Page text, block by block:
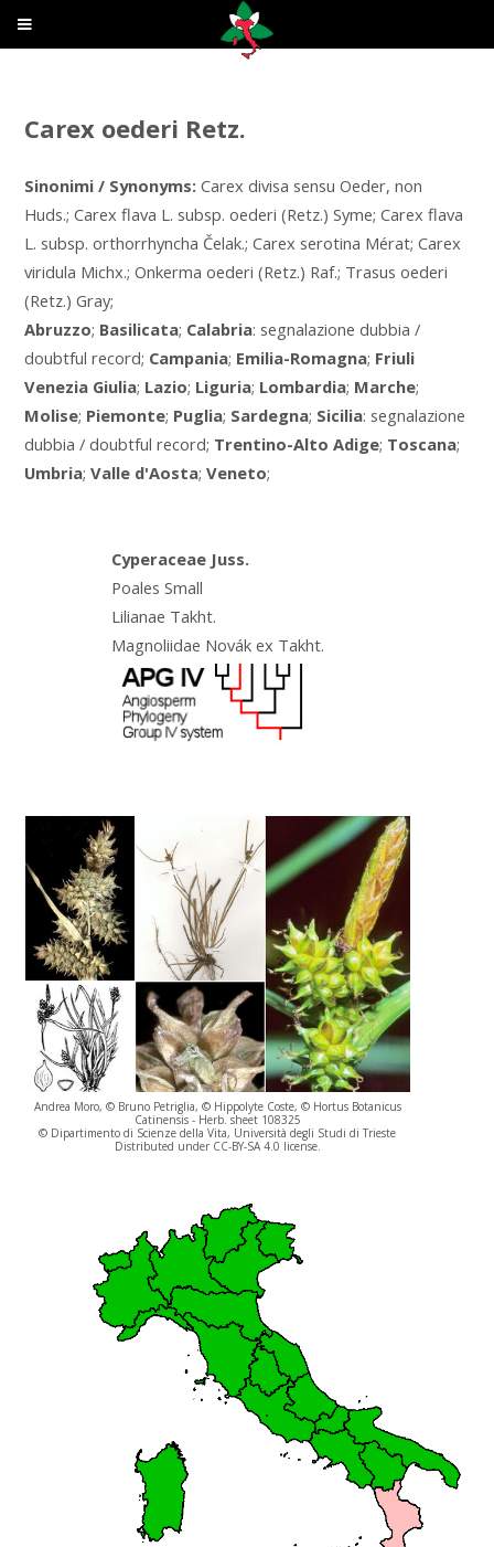
Carex oederi Retz.
Sinonimi / Synonyms:Carex divisa sensu Oeder, non
Huds.; Carex flava L. subsp. oederi (Retz.) Syme; Carex flava
L. subsp. orthorrhyncha Čelak.; Carex serotina Mérat; Carex
viridula Michx.; Onkerma oederi (Retz.) Raf.; Trasus oederi
(Retz.) Gray;
Abruzzo; Basilicata; Calabria: segnalazione dubbia /
doubtful record; Campania; Emilia-Romagna; Friuli
Venezia Giulia; Lazio; Liguria; Lombardia; Marche;
Molise; Piemonte; Puglia; Sardegna; Sicilia: segnalazione
dubbia / doubtful record; Trentino-Alto Adige; Toscana;
Umbria;Valle d'Aosta;Veneto;
Cyperaceae Juss.
Poales Small
Lilianae Takht.
Magnoliidae Novák ex Takht.
Andrea Moro, © Bruno Petriglia, © Hippolyte Coste, © Hortus Botanicus
Catinensis - Herb. sheet 108325
© Dipartimento di Scienze della Vita, Università degli Studi di Trieste
Distributed under CC-BY-SA 4.0 license.